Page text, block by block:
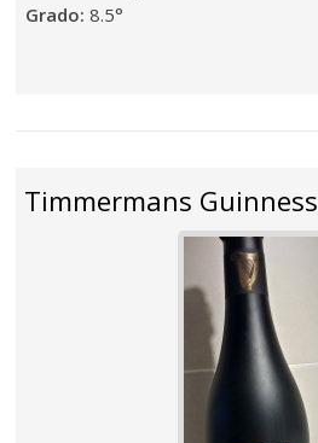
Grado: 8.5°
Timmermans